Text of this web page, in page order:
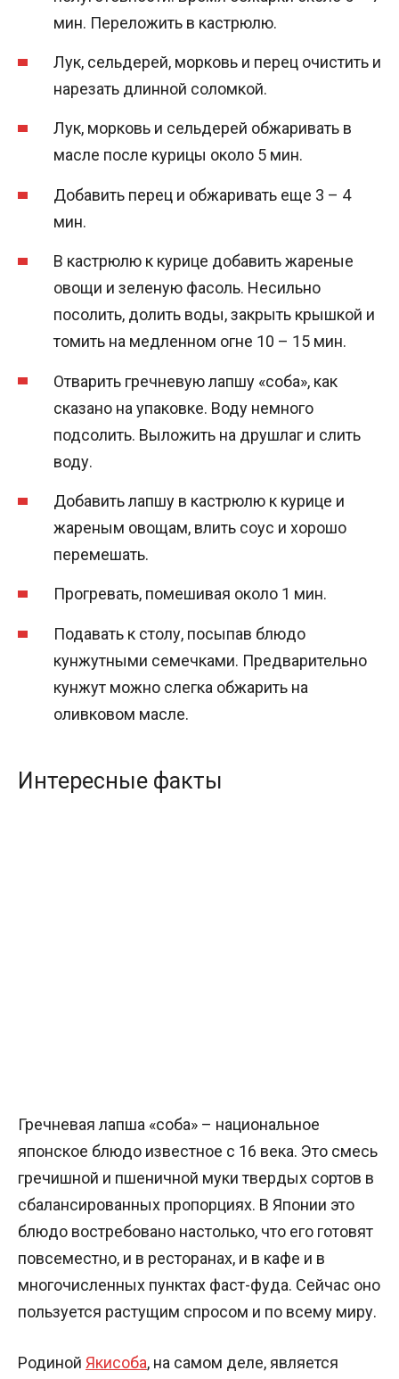
мин. Переложить в кастрюлю.
Лук, сельдерей, морковь и перец очистить и
нарезать длинной соломкой.
Лук, морковь и сельдерей обжаривать в
масле после курицы около 5 мин.
Добавить перец и обжаривать еще 3 – 4
мин.
В кастрюлю к курице добавить жареные
овощи и зеленую фасоль. Несильно
посолить, долить воды, закрыть крышкой и
томить на медленном огне 10 – 15 мин.
Отварить гречневую лапшу «соба», как
сказано на упаковке. Воду немного
подсолить. Выложить на друшлаг и слить
воду.
Добавить лапшу в кастрюлю к курице и
жареным овощам, влить соус и хорошо
перемешать.
Прогревать, помешивая около 1 мин.
Подавать к столу, посыпав блюдо
кунжутными семечками. Предварительно
кунжут можно слегка обжарить на
оливковом масле.
Интересные факты
Гречневая лапша «соба» – национальное
японское блюдо известное с 16 века. Это смесь
гречишной и пшеничной муки твердых сортов в
сбалансированных пропорциях. В Японии это
блюдо востребовано настолько, что его готовят
повсеместно, и в ресторанах, и в кафе и в
многочисленных пунктах фаст-фуда. Сейчас оно
пользуется растущим спросом и по всему миру.
Родиной Якисоба, на самом деле, является